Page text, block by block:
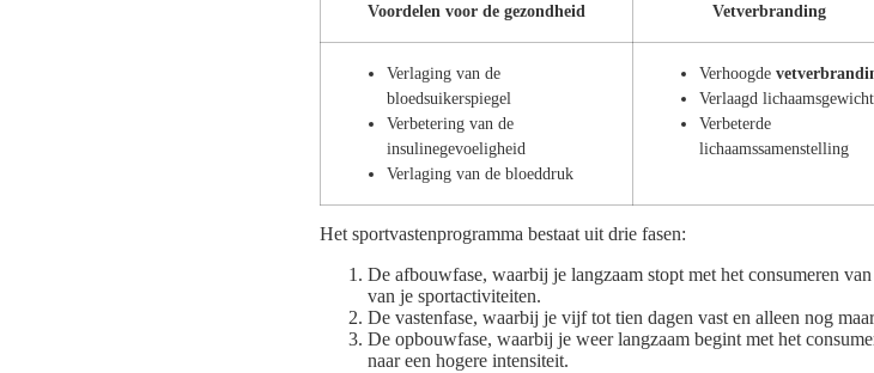
Voordelen voor de gezondheid Vetverbranding
Verlaging van de
bloedsuikerspiegel
Verbetering van de
insulinegevoeligheid
Verlaging van de bloeddruk
Verhoogde
Verlaagd lichaamsgewicht
Verbeterde
lichaamssamenstelling
Het sportvastenprogramma bestaat uit drie fasen:
De afbouwfase, waarbij je langzaam stopt met het consumeren
van je sportactiviteiten.
De vastenfase, waarbij je vijf tot tien dagen vast en alleen nog
De opbouwfase, waarbij je weer langzaam begint met het
naar een hogere intensiteit.